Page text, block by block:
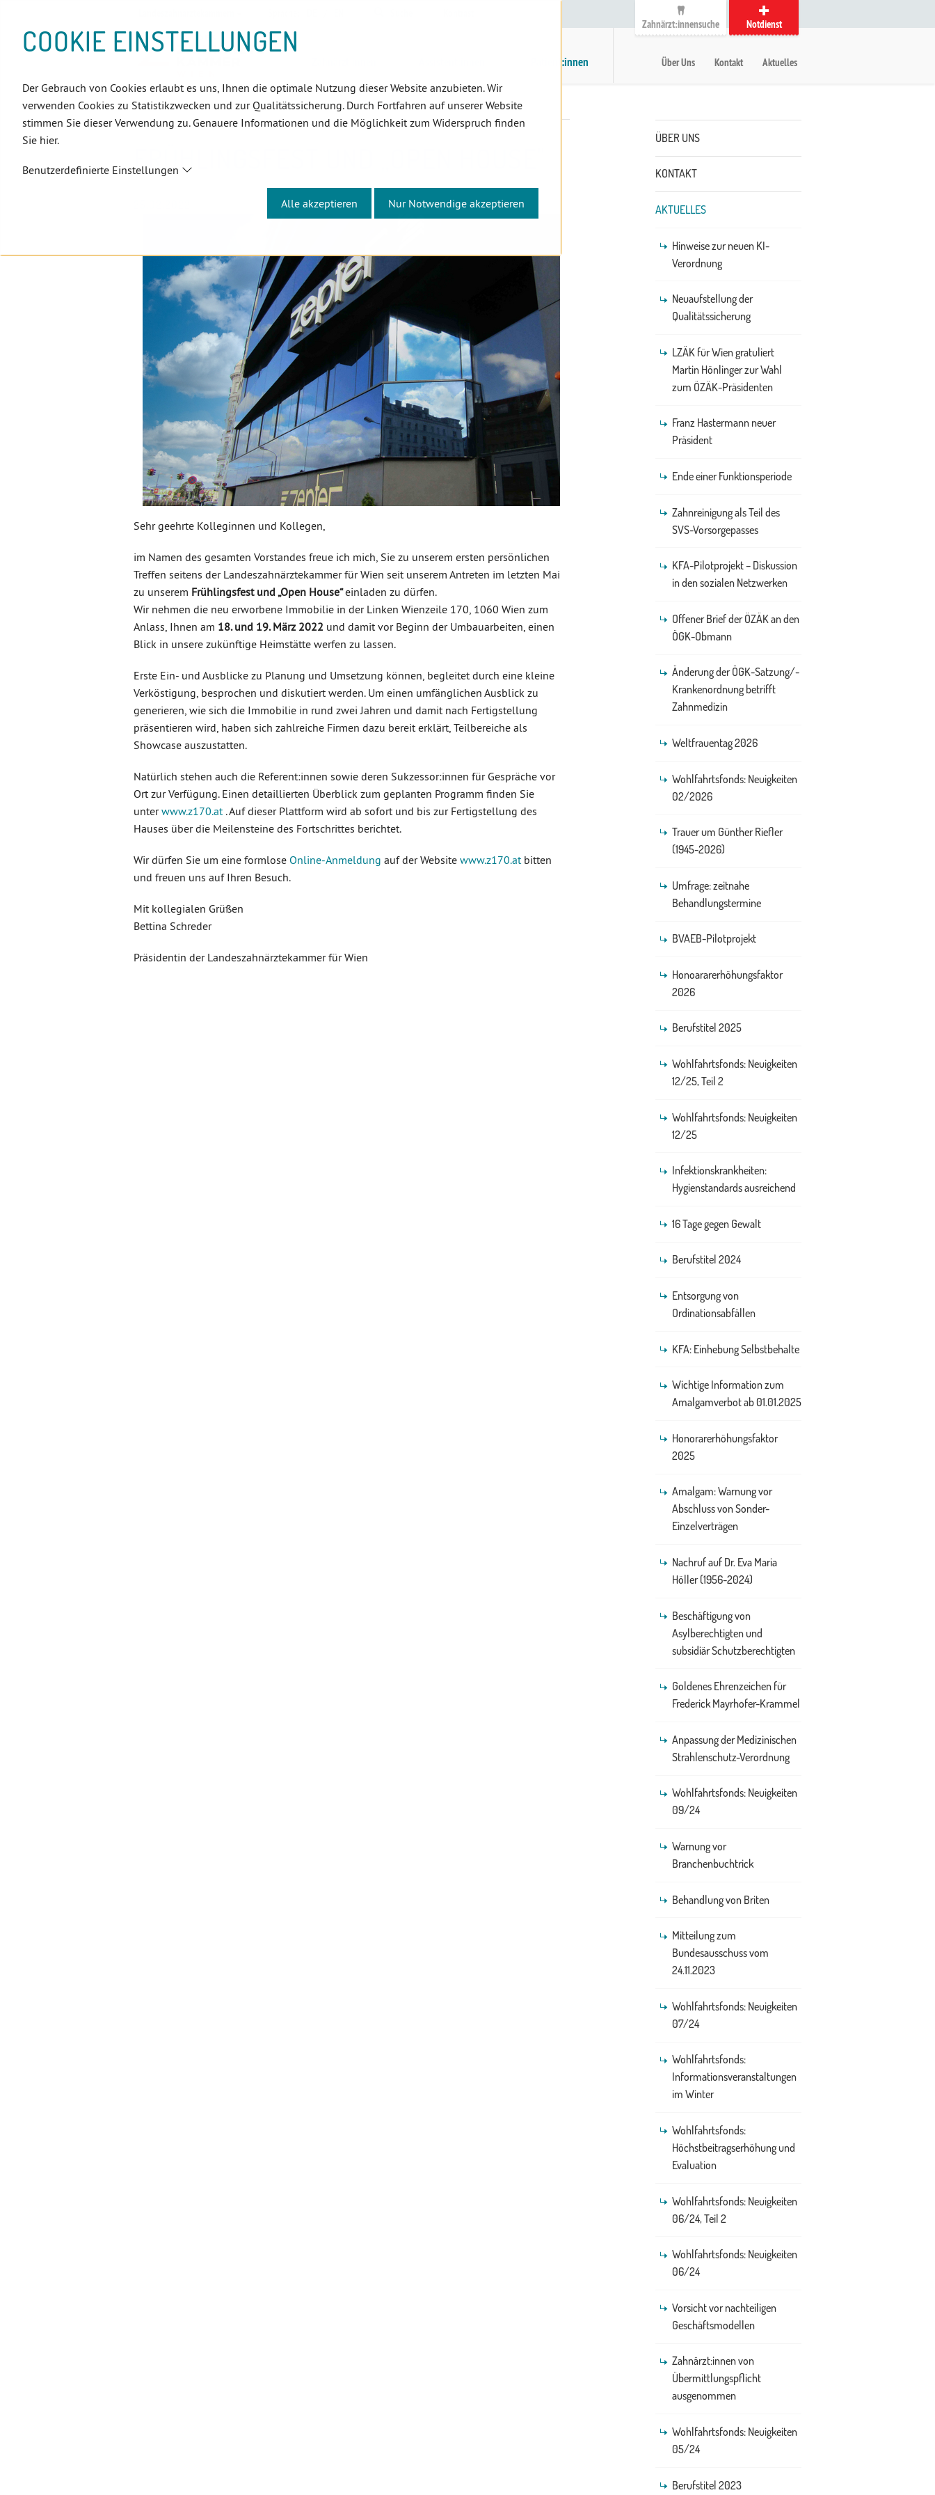
COOKIE EINSTELLUNGEN
Der Gebrauch von Cookies erlaubt es uns, Ihnen die optimale Nutzung dieser Website anzubieten. Wir
verwenden Cookies zu Statistikzwecken und zur Qualitätssicherung. Durch Fortfahren auf unserer Website
stimmen Sie dieser Verwendung zu. Genauere Informationen und die Möglichkeit zum Widerspruch finden
Sie hier.
Benutzerdefinierte Einstellungen
Alle akzeptieren Nur Notwendige akzeptieren
(Accesskey:
(Accesskey:
(Accesskey:
(Accesskey:
(Accesskey:
(Landeszahnärztekammern,
(Accesskey:
(Accesskey:
Zahnärzt:innensuche
Notdienst
Hauptmenü
Patient:innen
Metanavigation
Über Uns Kontakt Aktuelles
Positionsnavigation
Wien Aktuelles Frühlingsfest und „Open House"
FRÜHLINGSFEST UND „OPEN HOUSE"
Sehr geehrte Kolleginnen und Kollegen,
im Namen des gesamten Vorstandes freue ich mich, Sie zu unserem ersten persönlichen
Treffen seitens der Landeszahnärztekammer für Wien seit unserem Antreten im letzten Mai
zu unserem Frühlingsfest und „Open House“einladen zu dürfen.
Wir nehmen die neu erworbene Immobilie in der Linken Wienzeile 170, 1060 Wien zum
Anlass, Ihnen am 18. und 19. März 2022 und damit vor Beginn der Umbauarbeiten, einen
Blick in unsere zukünftige Heimstätte werfen zu lassen.
Erste Ein- und Ausblicke zu Planung und Umsetzung können, begleitet durch eine kleine
Verköstigung, besprochen und diskutiert werden. Um einen umfänglichen Ausblick zu
generieren, wie sich die Immobilie in rund zwei Jahren und damit nach Fertigstellung
präsentieren wird, haben sich zahlreiche Firmen dazu bereit erklärt, Teilbereiche als
Showcase auszustatten.
Natürlich stehen auch die Referent:innen sowie deren Sukzessor:innen für Gespräche vor
Ort zur Verfügung. Einen detaillierten Überblick zum geplanten Programm finden Sie
unterwww.z170.at . Auf dieser Plattform wird ab sofort und bis zur Fertigstellung des
Hauses über die Meilensteine des Fortschrittes berichtet.
Wir dürfen Sie um eine formlose Online-Anmeldung auf der Website www.z170.at bitten
und freuen uns auf Ihren Besuch.
Mit kollegialen Grüßen
Bettina Schreder
Präsidentin der Landeszahnärztekammer für Wien
ÜBER UNS
KONTAKT
AKTUELLES
Hinweise zur neuen KI-
Verordnung
Neuaufstellung der
Qualitätssicherung
LZÄK für Wien gratuliert
Martin Hönlinger zur Wahl
zum ÖZÄK-Präsidenten
Franz Hastermann neuer
Präsident
Ende einer Funktionsperiode
Zahnreinigung als Teil des
SVS-Vorsorgepasses
KFA-Pilotprojekt – Diskussion
in den sozialen Netzwerken
Offener Brief der ÖZÄK an den
ÖGK-Obmann
Änderung der ÖGK-Satzung/-
Krankenordnung betrifft
Zahnmedizin
Weltfrauentag 2026
Wohlfahrtsfonds: Neuigkeiten
02/2026
Trauer um Günther Riefler
(1945-2026)
Umfrage: zeitnahe
Behandlungstermine
BVAEB-Pilotprojekt
Honoararerhöhungsfaktor
2026
Berufstitel 2025
Wohlfahrtsfonds: Neuigkeiten
12/25, Teil 2
Wohlfahrtsfonds: Neuigkeiten
12/25
Infektionskrankheiten:
Hygienstandards ausreichend
16 Tage gegen Gewalt
Berufstitel 2024
Entsorgung von
Ordinationsabfällen
KFA: Einhebung Selbstbehalte
Wichtige Information zum
Amalgamverbot ab 01.01.2025
Honorarerhöhungsfaktor
2025
Amalgam: Warnung vor
Abschluss von Sonder-
Einzelverträgen
Nachruf auf Dr. Eva Maria
Höller (1956-2024)
Beschäftigung von
Asylberechtigten und
subsidiär Schutzberechtigten
Goldenes Ehrenzeichen für
Frederick Mayrhofer-Krammel
Anpassung der Medizinischen
Strahlenschutz-Verordnung
Wohlfahrtsfonds: Neuigkeiten
09/24
Warnung vor
Branchenbuchtrick
Behandlung von Briten
Mitteilung zum
Bundesausschuss vom
24.11.2023
Wohlfahrtsfonds: Neuigkeiten
07/24
Wohlfahrtsfonds:
Informationsveranstaltungen
im Winter
Wohlfahrtsfonds:
Höchstbeitragserhöhung und
Evaluation
Wohlfahrtsfonds: Neuigkeiten
06/24, Teil 2
Wohlfahrtsfonds: Neuigkeiten
06/24
Vorsicht vor nachteiligen
Geschäftsmodellen
Zahnärzt:innen von
Übermittlungspflicht
ausgenommen
Wohlfahrtsfonds: Neuigkeiten
05/24
Berufstitel 2023